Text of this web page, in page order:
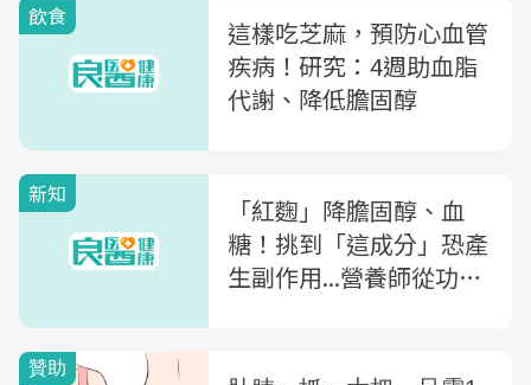
飲食
這樣吃芝麻，預防心血管
疾病！研究：4週助血脂
代謝、降低膽固醇
新知
「紅麴」降膽固醇、血
糖！挑到「這成分」恐產
生副作用...營養師從功